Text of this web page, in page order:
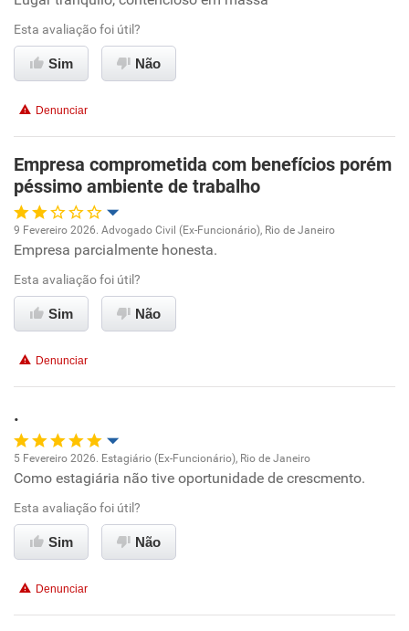
Ambiente de trabalho
Benefícios
Recomenda esta empresa
Recomenda a diretoria
Esta avaliação foi útil?
Sim Não
Denunciar
Empresa comprometida com benefícios porém
péssimo ambiente de trabalho
Oportunidade de promoção
Ambiente de trabalho
Benefícios
Não recomenda esta empresa
9 Fevereiro 2026. Advogado Civil (Ex-Funcionário), Rio de Janeiro
Empresa parcialmente honesta.
Esta avaliação foi útil?
Sim Não
Denunciar
.
Oportunidade de promoção
Ambiente de trabalho
Benefícios
5 Fevereiro 2026. Estagiário (Ex-Funcionário), Rio de Janeiro
Como estagiária não tive oportunidade de crescmento.
Esta avaliação foi útil?
Sim Não
Denunciar